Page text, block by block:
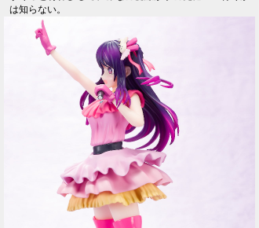
は知らない。